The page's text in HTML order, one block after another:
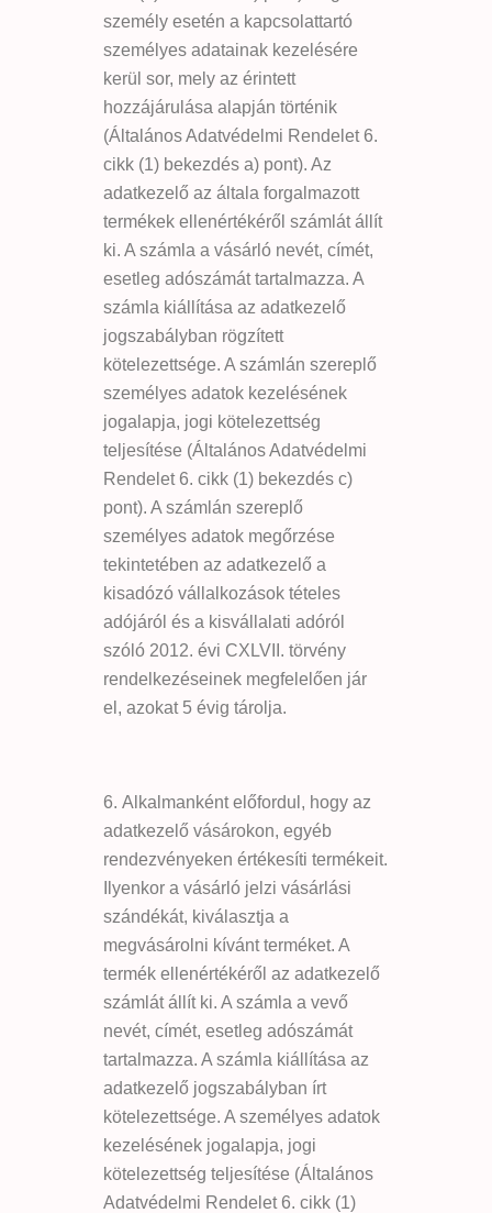
személy esetén a kapcsolattartó
személyes adatainak kezelésére
kerül sor, mely az érintett
hozzájárulása alapján történik
(Általános Adatvédelmi Rendelet 6.
cikk (1) bekezdés a) pont). Az
adatkezelő az általa forgalmazott
termékek ellenértékéről számlát állít
ki. A számla a vásárló nevét, címét,
esetleg adószámát tartalmazza. A
számla kiállítása az adatkezelő
jogszabályban rögzített
kötelezettsége. A számlán szereplő
személyes adatok kezelésének
jogalapja, jogi kötelezettség
teljesítése (Általános Adatvédelmi
Rendelet 6. cikk (1) bekezdés c)
pont). A számlán szereplő
személyes adatok megőrzése
tekintetében az adatkezelő a
kisadózó vállalkozások tételes
adójáról és a kisvállalati adóról
szóló 2012. évi CXLVII. törvény
rendelkezéseinek megfelelően jár
el, azokat 5 évig tárolja.
Alkalmanként előfordul, hogy az
adatkezelő vásárokon, egyéb
rendezvényeken értékesíti termékeit.
Ilyenkor a vásárló jelzi vásárlási
szándékát, kiválasztja a
megvásárolni kívánt terméket. A
termék ellenértékéről az adatkezelő
számlát állít ki. A számla a vevő
nevét, címét, esetleg adószámát
tartalmazza. A számla kiállítása az
adatkezelő jogszabályban írt
kötelezettsége. A személyes adatok
kezelésének jogalapja, jogi
kötelezettség teljesítése (Általános
Adatvédelmi Rendelet 6. cikk (1)